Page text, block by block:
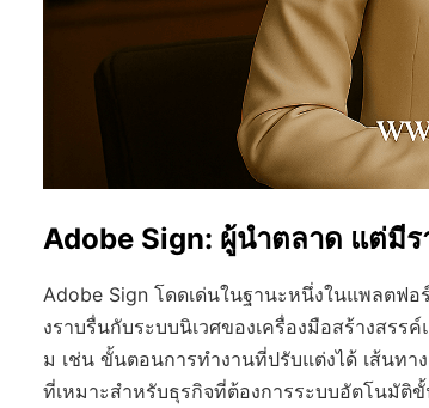
Adobe Sign: ผู้นำตลาด แต่มีร
Adobe Sign โดดเด่นในฐานะหนึ่งในแพลตฟ
งราบรื่นกับระบบนิเวศของเครื่องมือสร้างสร
ม เช่น ขั้นตอนการทำงานที่ปรับแต่งได้ เส้นทา
ที่เหมาะสำหรับธุรกิจที่ต้องการระบบอัตโนมัติ